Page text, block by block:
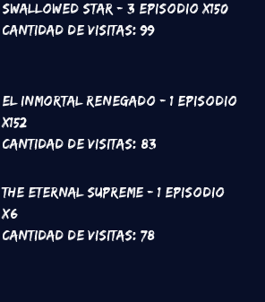
Swallowed Star - 3 Episodio x150
Cantidad de Visitas: 99
El inmortal renegado - 1 Episodio
x152
Cantidad de Visitas: 83
The Eternal supreme - 1 Episodio
x6
Cantidad de Visitas: 78